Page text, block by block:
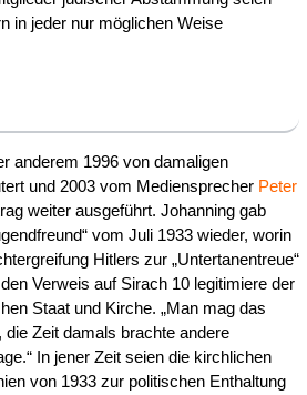
in jeder nur möglichen Weise
anderem 1996 von damaligen
und 2003 vom Mediensprecher Peter
weiter ausgeführt. Johanning gab
vom Juli 1933 wieder, worin
Hitlers zur „Untertanentreue“
Verweis auf Sirach 10 legitimiere der
Staat und Kirche. „Man mag das
Zeit damals brachte andere
In jener Zeit seien die kirchlichen
von 1933 zur politischen Enthaltung